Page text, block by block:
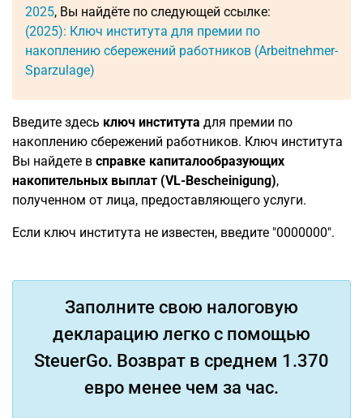
2025, Вы найдёте по следующей ссылке:
(2025): Ключ института для премии по
накоплению сбережений работников (Arbeitnehmer-
Sparzulage)
Введите здесь ключ института для премии по
накоплению сбережений работников. Ключ института
Вы найдете в справке капиталообразующих
накопительных выплат (VL-Bescheinigung),
полученном от лица, предоставляющего услуги.
Если ключ института не известен, введите "0000000".
Заполните свою налоговую
декларацию легко с помощью
SteuerGo. Возврат в среднем 1.370
евро менее чем за час.